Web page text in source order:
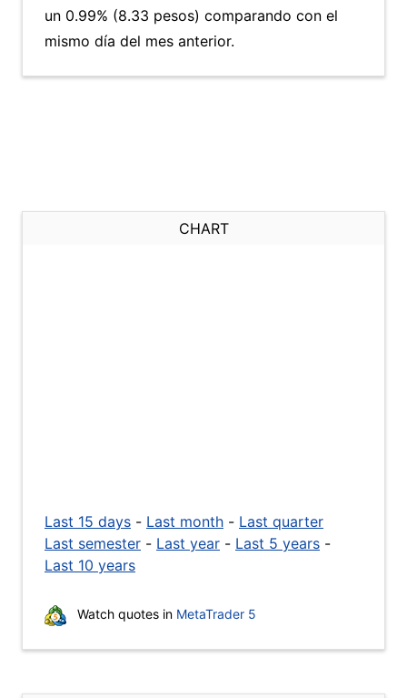
un 0.99% (8.33 pesos) comparando con el
mismo día del mes anterior.
CHART
Last 15 days - Last month - Last quarter
Last semester - Last year - Last 5 years -
Last 10 years
Watch quotes in MetaTrader 5